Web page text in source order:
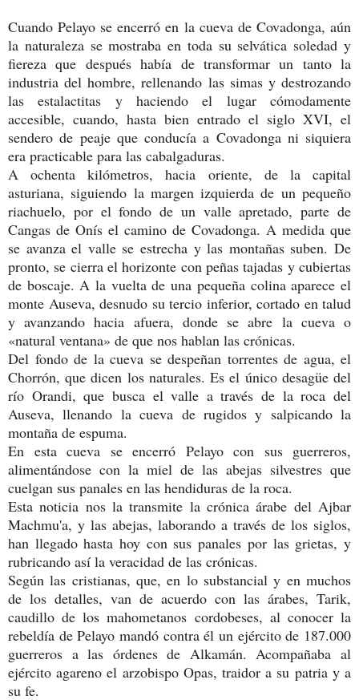
Cuando Pelayo se encerró en la cueva de Covadonga, aún
la naturaleza se mostraba en toda su selvática soledad y
fiereza que después había de transformar un tanto la
industria del hombre, rellenando las simas y destrozando
las estalactitas y haciendo el lugar cómodamente
accesible, cuando, hasta bien entrado el siglo XVI, el
sendero de peaje que conducía a Covadonga ni siquiera
era practicable para las cabalgaduras.
A ochenta kilómetros, hacia oriente, de la capital
asturiana, siguiendo la margen izquierda de un pequeño
riachuelo, por el fondo de un valle apretado, parte de
Cangas de Onís el camino de Covadonga. A medida que
se avanza el valle se estrecha y las montañas suben. De
pronto, se cierra el horizonte con peñas tajadas y cubiertas
de boscaje. A la vuelta de una pequeña colina aparece el
monte Auseva, desnudo su tercio inferior, cortado en talud
y avanzando hacia afuera, donde se abre la cueva o
«natural ventana» de que nos hablan las crónicas.
Del fondo de la cueva se despeñan torrentes de agua, el
Chorrón, que dicen los naturales. Es el único desagüe del
río Orandi, que busca el valle a través de la roca del
Auseva, llenando la cueva de rugidos y salpicando la
montaña de espuma.
En esta cueva se encerró Pelayo con sus guerreros,
alimentándose con la miel de las abejas silvestres que
cuelgan sus panales en las hendiduras de la roca.
Esta noticia nos la transmite la crónica árabe del Ajbar
Machmu'a, y las abejas, laborando a través de los siglos,
han llegado hasta hoy con sus panales por las grietas, y
rubricando así la veracidad de las crónicas.
Según las cristianas, que, en lo substancial y en muchos
de los detalles, van de acuerdo con las árabes, Tarik,
caudillo de los mahometanos cordobeses, al conocer la
rebeldía de Pelayo mandó contra él un ejército de 187.000
guerreros a las órdenes de Alkamán. Acompañaba al
ejército agareno el arzobispo Opas, traidor a su patria y a
su fe.